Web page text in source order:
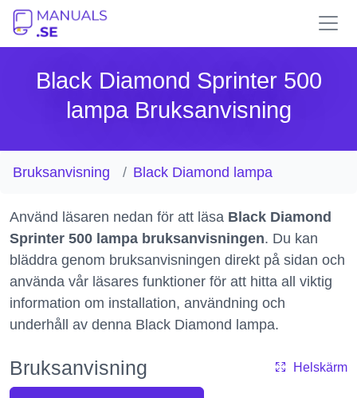
Black Diamond Sprinter 500
lampa Bruksanvisning
Bruksanvisning Black Diamond lampa
Använd läsaren nedan för att läsa Black Diamond
Sprinter 500 lampa bruksanvisningen. Du kan
bläddra genom bruksanvisningen direkt på sidan och
använda vår läsares funktioner för att hitta all viktig
information om installation, användning och
underhåll av denna Black Diamond lampa.
Bruksanvisning Helskärm